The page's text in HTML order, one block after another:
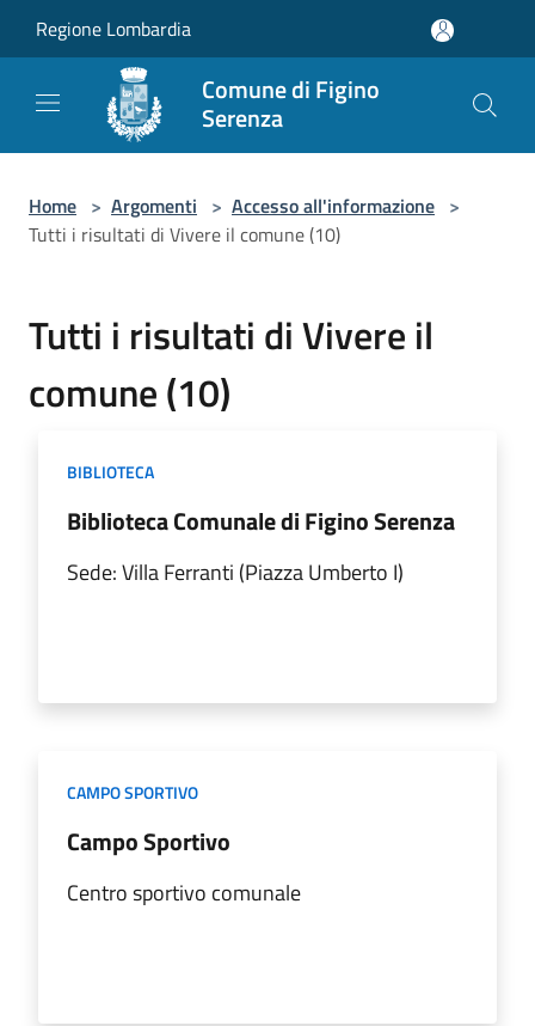
Regione Lombardia
Comune di Figino
Serenza
Home > Argomenti > Accesso all'informazione >
Tutti i risultati di Vivere il comune (10)
Tutti i risultati di Vivere il
comune (10)
BIBLIOTECA
Biblioteca Comunale di Figino Serenza
Sede: Villa Ferranti (Piazza Umberto I)
CAMPO SPORTIVO
Campo Sportivo
Centro sportivo comunale